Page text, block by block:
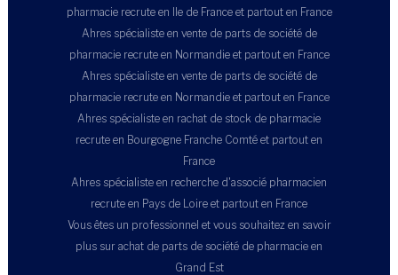
pharmacie recrute en Ile de France et partout en France
Ahres spécialiste en vente de parts de société de
pharmacie recrute en Normandie et partout en France
Ahres spécialiste en vente de parts de société de
pharmacie recrute en Normandie et partout en France
Ahres spécialiste en rachat de stock de pharmacie
recrute en Bourgogne Franche Comté et partout en
France
Ahres spécialiste en recherche d'associé pharmacien
recrute en Pays de Loire et partout en France
Vous êtes un professionnel et vous souhaitez en savoir
plus sur achat de parts de société de pharmacie en
Grand Est